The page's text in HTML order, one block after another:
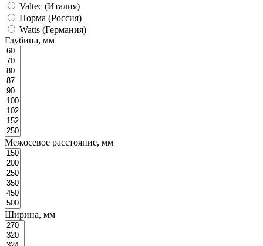
Valtec (Италия)
Норма (Россия)
Watts (Германия)
Глубина, мм
Межосевое расстояние, мм
Ширина, мм